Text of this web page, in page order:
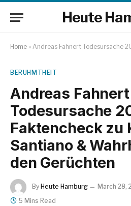
Heute
Home » Andreas Fahnert Todesursache 2026: Faktencheck zu
BERUHMTHEIT
Andreas Fahnert
Todesursache
Faktencheck zu
Santiano &
den Gerüchten
By Heute Hamburg March 28,
5 Mins Read